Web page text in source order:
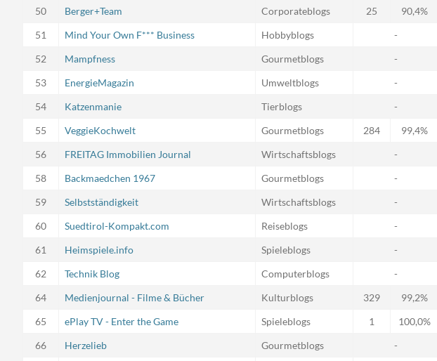
50
Berger+Team Corporateblogs 25 90,4%
51
Mind Your Own F*** Business Hobbyblogs -
52
Mampfness Gourmetblogs -
53
EnergieMagazin Umweltblogs -
54
Katzenmanie Tierblogs -
55
VeggieKochwelt Gourmetblogs 284 99,4%
56
FREITAG Immobilien Journal Wirtschaftsblogs -
58
Backmaedchen 1967 Gourmetblogs -
59
Selbstständigkeit Wirtschaftsblogs -
60
Suedtirol-Kompakt.com Reiseblogs -
61
Heimspiele.info Spieleblogs -
62
Technik Blog Computerblogs -
64
Medienjournal - Filme & Bücher Kulturblogs 329 99,2%
65
ePlay TV - Enter the Game Spieleblogs 1 100,0%
66
Herzelieb Gourmetblogs -